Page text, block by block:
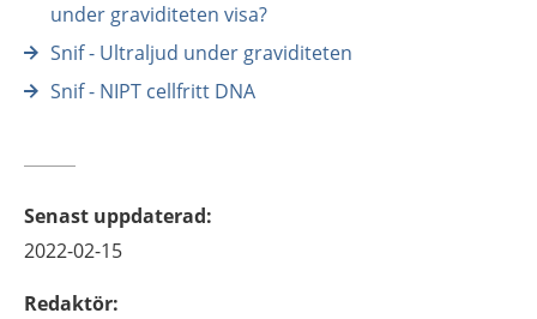
under graviditeten visa?
Snif - Ultraljud under graviditeten
Snif - NIPT cellfritt DNA
Senast uppdaterad:
2022-02-15
Redaktör: